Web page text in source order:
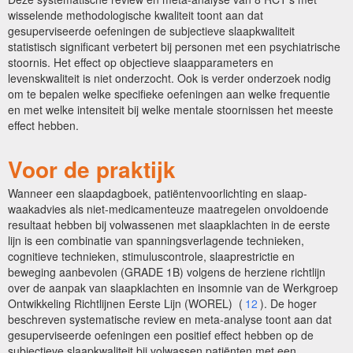
wisselende methodologische kwaliteit toont aan dat
gesuperviseerde oefeningen de subjectieve slaapkwaliteit
statistisch significant verbetert bij personen met een psychiatrische
stoornis. Het effect op objectieve slaapparameters en
levenskwaliteit is niet onderzocht. Ook is verder onderzoek nodig
om te bepalen welke specifieke oefeningen aan welke frequentie
en met welke intensiteit bij welke mentale stoornissen het meeste
effect hebben.
Voor de praktijk
Wanneer een slaapdagboek, patiëntenvoorlichting en slaap-
waakadvies als niet-medicamenteuze maatregelen onvoldoende
resultaat hebben bij volwassenen met slaapklachten in de eerste
lijn is een combinatie van spanningsverlagende technieken,
cognitieve technieken, stimuluscontrole, slaaprestrictie en
beweging aanbevolen (GRADE 1B) volgens de herziene richtlijn
over de aanpak van slaapklachten en insomnie van de Werkgroep
Ontwikkeling Richtlijnen Eerste Lijn (WOREL) ( 12 ). De hoger
beschreven systematische review en meta-analyse toont aan dat
gesuperviseerde oefeningen een positief effect hebben op de